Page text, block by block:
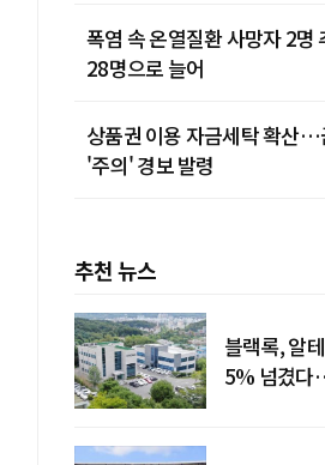
폭염 속 온열질환 사망자 2
28명으로 늘어
상품권 이용 자금세탁 확산…
'주의' 경보 발령
추천 뉴스
블랙록, 알
5% 넘겼다